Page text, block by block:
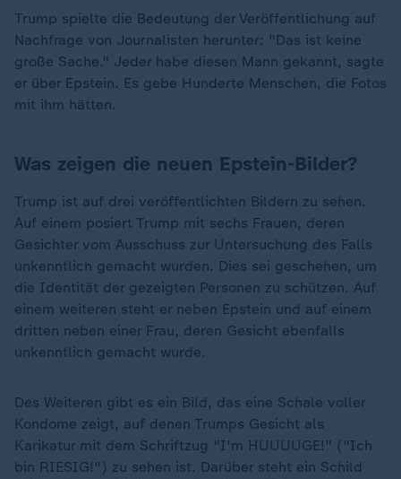
Trump spielte die Bedeutung der Veröffentlichung auf
Nachfrage von Journalisten herunter: "Das ist keine
große Sache." Jeder habe diesen Mann gekannt, sagte
er über Epstein. Es gebe Hunderte Menschen, die Fotos
mit ihm hätten.
Was zeigen die neuen Epstein-Bilder?
Trump ist auf drei veröffentlichten Bildern zu sehen.
Auf einem posiert Trump mit sechs Frauen, deren
Gesichter vom Ausschuss zur Untersuchung des Falls
unkenntlich gemacht wurden. Dies sei geschehen, um
die Identität der gezeigten Personen zu schützen. Auf
einem weiteren steht er neben Epstein und auf einem
dritten neben einer Frau, deren Gesicht ebenfalls
unkenntlich gemacht wurde.
Des Weiteren gibt es ein Bild, das eine Schale voller
Kondome zeigt, auf denen Trumps Gesicht als
Karikatur mit dem Schriftzug "I'm HUUUUGE!" ("Ich
bin RIESIG!") zu sehen ist. Darüber steht ein Schild